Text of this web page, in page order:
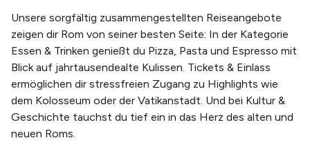
Unsere sorgfältig zusammengestellten Reiseangebote
zeigen dir Rom von seiner besten Seite: In der Kategorie
Essen & Trinken genießt du Pizza, Pasta und Espresso mit
Blick auf jahrtausendealte Kulissen. Tickets & Einlass
ermöglichen dir stressfreien Zugang zu Highlights wie
dem Kolosseum oder der Vatikanstadt. Und bei Kultur &
Geschichte tauchst du tief ein in das Herz des alten und
neuen Roms.